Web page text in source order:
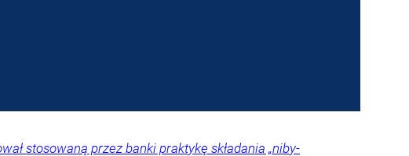
stosowaną przez banki praktykę składania „niby-